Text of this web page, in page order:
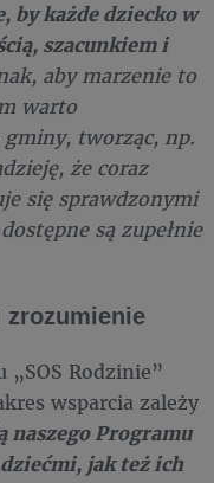
by każde dziecko w
szacunkiem i
aby marzenie to
warto
gminy, tworząc, np.
że coraz
się sprawdzonymi
są zupełnie
zrozumienie
„SOS Rodzinie”
wsparcia zależy
naszego Programu
jak też ich